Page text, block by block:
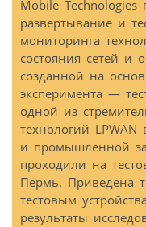
Mobile
развертывание и
мониторинга
состояния сетей и
созданной на
эксперимента —
одной из
технологий
и промышленной
проходили на
Пермь. Приведена
тестовым
результаты